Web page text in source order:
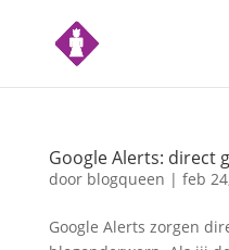
Google Alerts: direct
door blogqueen | feb
Google Alerts zorgen